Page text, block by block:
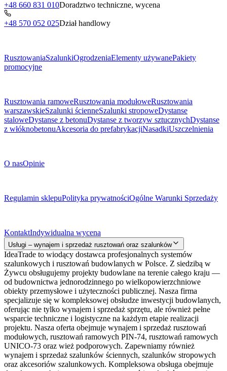
+48 660 831 010Doradztwo techniczne, wycena
+48 570 052 025Dział handlowy
RusztowaniaSzalunkiOgrodzeniaElementy używanePakiety
promocyjne
Rusztowania ramoweRusztowania modułoweRusztowania
warszawskieSzalunki ścienneSzalunki stropoweDystanse
staloweDystanse z betonuDystanse z tworzyw sztucznychDystanse
z włóknobetonuAkcesoria do prefabrykacjiNasadkiUszczelnienia
O nasOpinie
Regulamin sklepuPolityka prywatnościOgólne Warunki Sprzedaży
KontaktIndywidualna wycena
Usługi – wynajem i sprzedaż rusztowań oraz szalunków
IdeaTrade to wiodący dostawca profesjonalnych systemów
szalunkowych i rusztowań budowlanych w Polsce. Z siedzibą w
Żywcu obsługujemy projekty budowlane na terenie całego kraju —
od budownictwa jednorodzinnego po wielkopowierzchniowe
obiekty przemysłowe i użyteczności publicznej. Nasza firma
specjalizuje się w kompleksowej obsłudze inwestycji budowlanych,
oferując nie tylko wynajem i sprzedaż sprzętu, ale również pełne
wsparcie techniczne i logistyczne na każdym etapie realizacji
projektu. Nasza oferta obejmuje wynajem i sprzedaż rusztowań
modułowych, rusztowań ramowych PIN-74, rusztowań ramowych
UNICO-73 oraz wież podporowych. Zapewniamy również
wynajem i sprzedaż szalunków ściennych, szalunków stropowych
oraz akcesoriów szalunkowych. Kompleksowa obsługa obejmuje